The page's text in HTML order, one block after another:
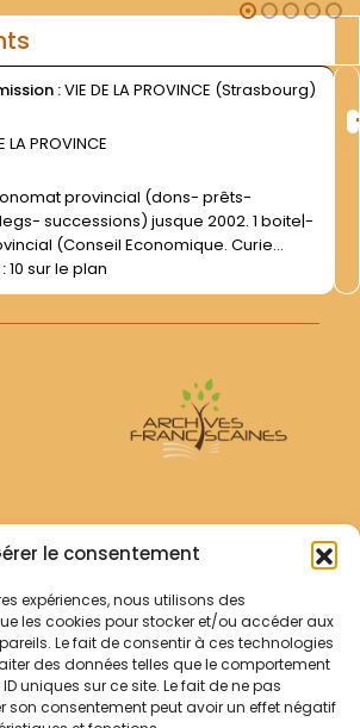
le consentement
expériences, nous utilisons des
les cookies pour stocker et/ou accéder aux
Le fait de consentir à ces technologies
des données telles que le comportement
uniques sur ce site. Le fait de ne pas
son consentement peut avoir un effet négatif
:VIE DE LA PROVINCE (Strasbourg)
LA PROVINCE
successions) jusque 2002. 1 boite|-
(Conseil Economique. Curie
2002. 1 boite|
10 sur le plan
?